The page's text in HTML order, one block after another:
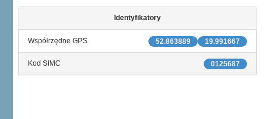
Identyfikatory
19.991667
52.863889
Współrzędne GPS
0125687
Kod SIMC